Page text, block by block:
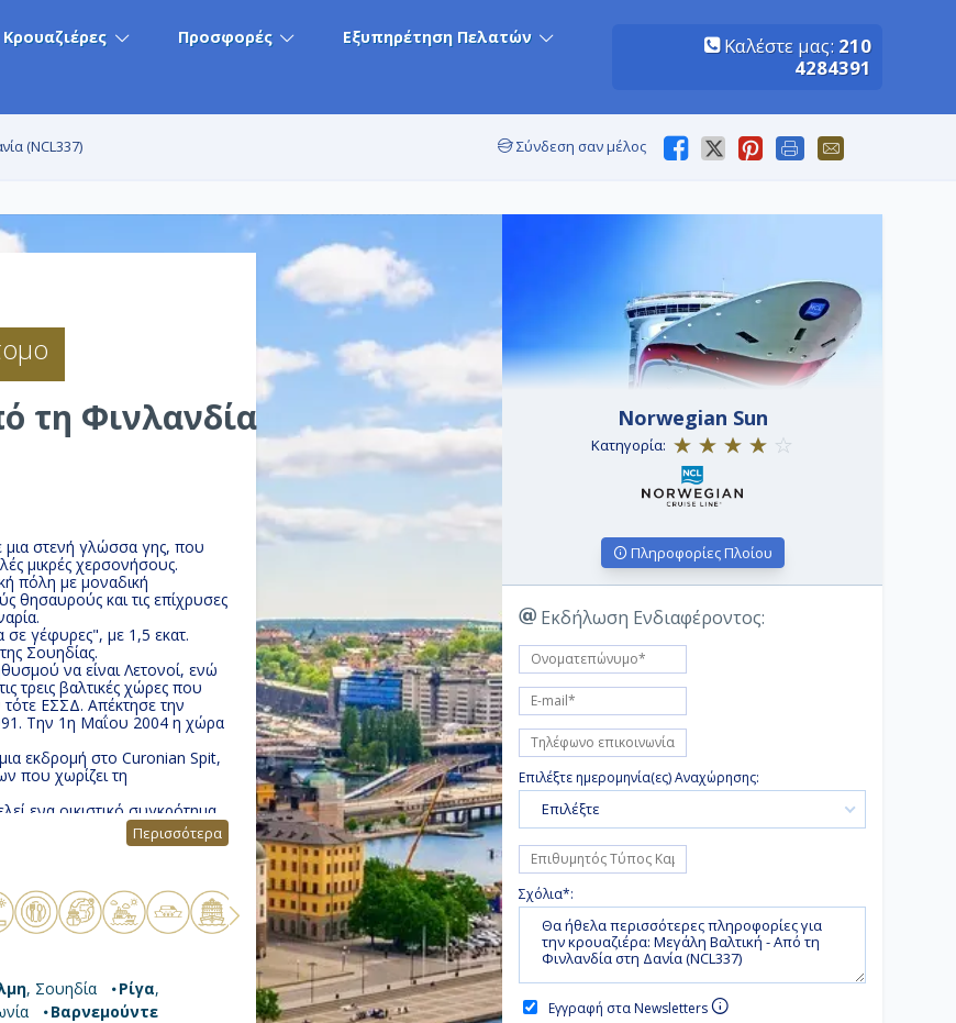
Κρουαζιέρες Προσφορές
Εξυπηρέτηση Πελατών
Καλέστε μας: 210
4284391
(NCL337) Σύνδεση σαν μέλος
τη Φινλανδία
μια στενή γλώσσα γης, που
μικρές χερσονήσους.
πόλη με μοναδική
θησαυρούς και τις επίχρυσες
σε γέφυρες", με 1,5 εκατ.
Σουηδίας.
να είναι Λετονοί, ενώ
τρεις βαλτικές χώρες που
ΕΣΣΔ. Aπέκτησε την
Την 1η Μαΐου 2004 η χώρα
εκδρομή στο Curonian Spit,
που χωρίζει τη
ενα οικιστικό συγκρότημα
ομορφότερα παραδοσιακά
ανατολικό άκρο της χώρας.
ενώ ένα μικρότερο μέρος
Περισσότερα
, Σουηδία Ρίγα,
Βαρνεμούντε
Norwegian Sun
Κατηγορία:
Πληροφορίες Πλοίου
Εκδήλωση Ενδιαφέροντος:
Επιλέξτε ημερομηνία(ες) Αναχώρησης:
Επιλέξτε
Σχόλια*:
Εγγραφή στα Newsletters